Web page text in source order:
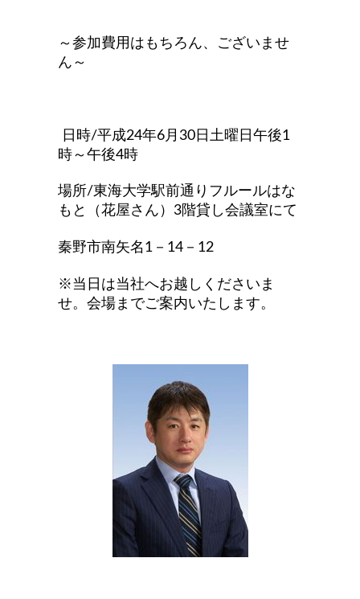
～参加費用はもちろん、ございませ
ん～
日時/平成24年6月30日土曜日午後1
時～午後4時
場所/東海大学駅前通りフルールはな
もと（花屋さん）3階貸し会議室にて
秦野市南矢名1－14－12
※当日は当社へお越しくださいま
せ。会場までご案内いたします。